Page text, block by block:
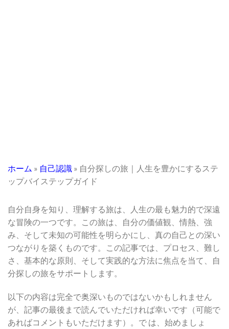
ホーム » 自己認識 » 自分探しの旅｜人生を豊かにするステ
ップバイステップガイド
自分自身を知り、理解する旅は、人生の最も魅力的で深遠
な冒険の一つです。この旅は、自分の価値観、情熱、強
み、そして未知の可能性を明らかにし、真の自己との深い
つながりを築くものです。この記事では、プロセス、難し
さ、基本的な原則、そして実践的な方法に焦点を当て、自
分探しの旅をサポートします。
以下の内容は完全で奥深いものではないかもしれません
が、記事の最後まで読んでいただければ幸いです（可能で
あればコメントもいただけます）。で は、始めましょ